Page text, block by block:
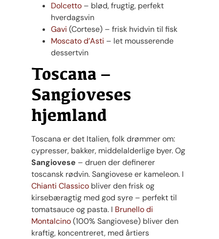
Dolcetto – blød, frugtig, perfekt
hverdagsvin
Gavi (Cortese) – frisk hvidvin til fisk
Moscato d’Asti – let mousserende
dessertvin
Toscana –
Sangioveses
hjemland
Toscana er det Italien, folk drømmer om:
cypresser, bakker, middelalderlige byer. Og
Sangiovese – druen der definerer
toscansk rødvin. Sangiovese er kameleon. I
Chianti Classico bliver den frisk og
kirsebæragtig med god syre – perfekt til
tomatsauce og pasta. I Brunello di
Montalcino(100% Sangiovese) bliver den
kraftig, koncentreret, med årtiers